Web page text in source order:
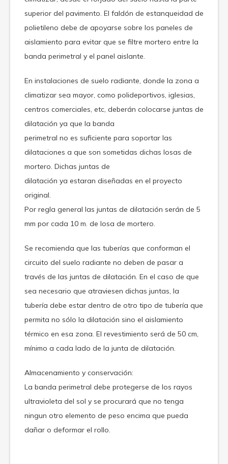
superior del pavimento. El faldón de estanqueidad de
polietileno debe de apoyarse sobre los paneles de
aislamiento para evitar que se filtre mortero entre la
banda perimetral y el panel aislante.
En instalaciones de suelo radiante, donde la zona a
climatizar sea mayor, como polideportivos, iglesias,
centros comerciales, etc, deberán colocarse juntas de
dilatación ya que la banda
perimetral no es suficiente para soportar las
dilataciones a que son sometidas dichas losas de
mortero. Dichas juntas de
dilatación ya estaran diseñadas en el proyecto
original.
Por regla general las juntas de dilatación serán de 5
mm por cada 10 m. de losa de mortero.
Se recomienda que las tuberías que conforman el
circuito del suelo radiante no deben de pasar a
través de las juntas de dilatación. En el caso de que
sea necesario que atraviesen dichas juntas, la
tubería debe estar dentro de otro tipo de tubería que
permita no sólo la dilatación sino el aislamiento
térmico en esa zona. El revestimiento será de 50 cm,
mínimo a cada lado de la junta de dilatación.
Almacenamiento y conservación:
La banda perimetral debe protegerse de los rayos
ultravioleta del sol y se procurará que no tenga
ningun otro elemento de peso encima que pueda
dañar o deformar el rollo.